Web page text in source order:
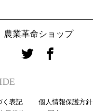
農業革命ショップ
く表記
個人情報保護方針